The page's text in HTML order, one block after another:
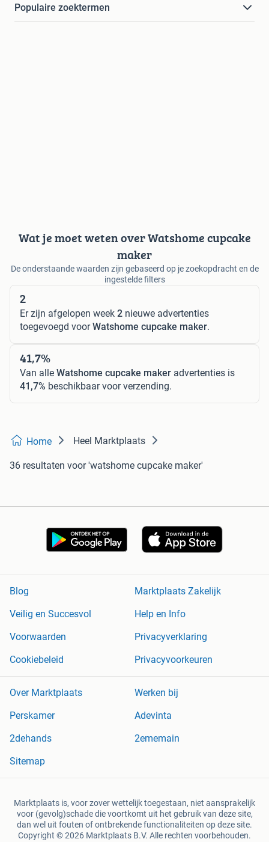
Populaire zoektermen
Wat je moet weten over Watshome cupcake
maker
De onderstaande waarden zijn gebaseerd op je zoekopdracht en de
ingestelde filters
2
Er zijn afgelopen week 2 nieuwe advertenties
toegevoegd voorWatshome cupcake maker.
41,7%
Van alle Watshome cupcake maker advertenties is
41,7% beschikbaar voor verzending.
Home Heel Marktplaats
36 resultaten voor 'watshome cupcake maker'
Blog
Marktplaats Zakelijk
Veilig en Succesvol
Help en Info
Voorwaarden
Privacyverklaring
Cookiebeleid
Privacyvoorkeuren
Over Marktplaats
Werken bij
Perskamer
Adevinta
2dehands
2ememain
Sitemap
Marktplaats is, voor zover wettelijk toegestaan, niet aansprakelijk
voor (gevolg)schade die voortkomt uit het gebruik van deze site,
dan wel uit fouten of ontbrekende functionaliteiten op deze site.
Copyright © 2026 Marktplaats B.V. Alle rechten voorbehouden.